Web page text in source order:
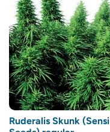
Ruderalis Skunk (Sensi